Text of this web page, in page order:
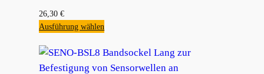
26,30€
Ausführung wählen